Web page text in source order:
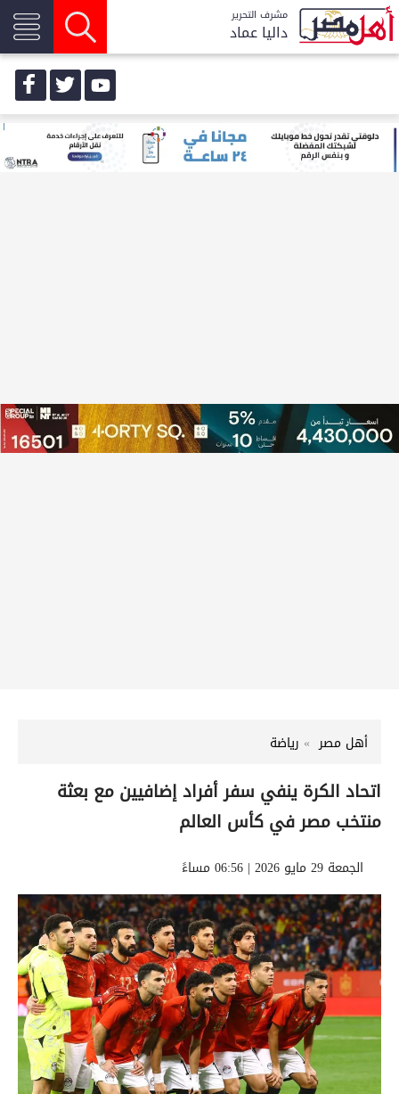
مشرف التحرير
داليا عماد
أهل مصر رياضة
اتحاد الكرة ينفي سفر أفراد إضافيين مع بعثة
منتخب مصر في كأس العالم
الجمعة 29 مايو 2026 | 06:56 مساءً